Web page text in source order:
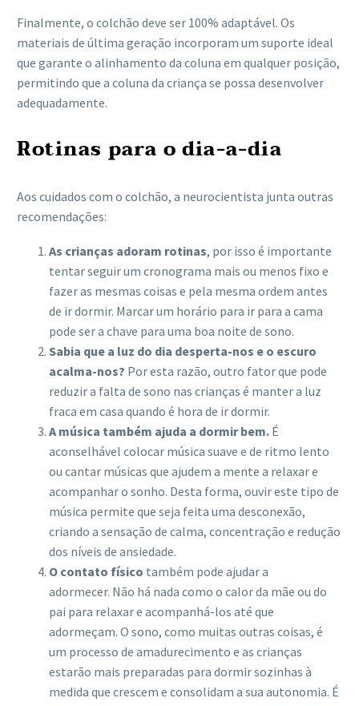
Finalmente, o colchão deve ser 100% adaptável. Os
materiais de última geração incorporam um suporte ideal
que garante o alinhamento da coluna em qualquer posição,
permitindo que a coluna da criança se possa desenvolver
adequadamente.
Rotinas para o dia-a-dia
Aos cuidados com o colchão, a neurocientista junta outras
recomendações:
As crianças adoram rotinas, por isso é importante
tentar seguir um cronograma mais ou menos fixo e
fazer as mesmas coisas e pela mesma ordem antes
de ir dormir. Marcar um horário para ir para a cama
pode ser a chave para uma boa noite de sono.
Sabia que a luz do dia desperta-nos e o escuro
acalma-nos? Por esta razão, outro fator que pode
reduzir a falta de sono nas crianças é manter a luz
fraca em casa quando é hora de ir dormir.
A música também ajuda a dormir bem. É
aconselhável colocar música suave e de ritmo lento
ou cantar músicas que ajudem a mente a relaxar e
acompanhar o sonho. Desta forma, ouvir este tipo de
música permite que seja feita uma desconexão,
criando a sensação de calma, concentração e redução
dos níveis de ansiedade.
O contato físico também pode ajudar a
adormecer. Não há nada como o calor da mãe ou do
pai para relaxar e acompanhá-los até que
adormeçam. O sono, como muitas outras coisas, é
um processo de amadurecimento e as crianças
estarão mais preparadas para dormir sozinhas à
medida que crescem e consolidam a sua autonomia. É